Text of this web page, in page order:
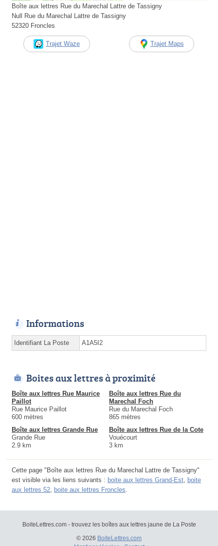
Boîte aux lettres Rue du Marechal Lattre de Tassigny
Null Rue du Marechal Lattre de Tassigny
52320 Froncles
Trajet Waze Trajet Maps
Informations
Identifiant La Poste A1A5I2
Boites aux lettres à proximité
Boîte aux lettres Rue Maurice
Paillot
Rue Maurice Paillot
600 mètres
Boîte aux lettres Rue du
Marechal Foch
Rue du Marechal Foch
865 mètres
Boîte aux lettres Grande Rue
Grande Rue
2.9 km
Boîte aux lettres Rue de la Cote
Vouécourt
3 km
Cette page "Boîte aux lettres Rue du Marechal Lattre de Tassigny"
est visible via les liens suivants : boite aux lettres Grand-Est boite
aux lettres 52 boite aux lettres Froncles
BoiteLettres.com - trouvez les boîtes aux lettres jaune de La Poste
© 2026 BoiteLettres.com